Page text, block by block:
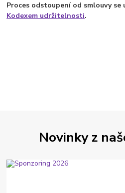
Proces odstoupení od smlouvy se
Kodexem udržitelnosti.
Novinky z